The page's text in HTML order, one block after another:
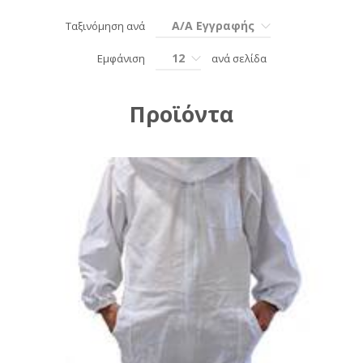
Ταξινόμηση ανά Α/Α Εγγραφής
Εμφάνιση 12 ανά σελίδα
Προϊόντα